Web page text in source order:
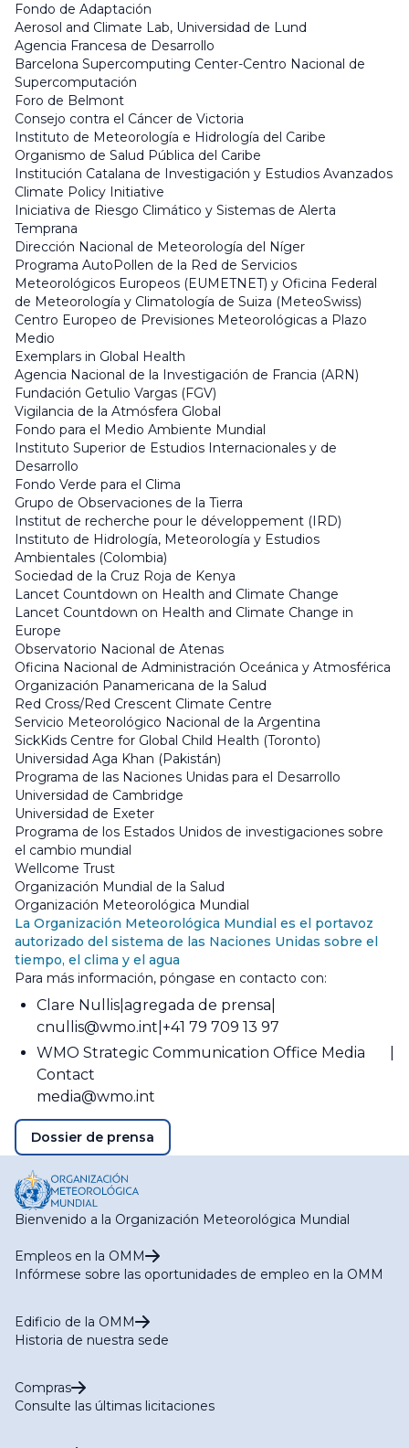
Fondo de Adaptación
Aerosol and Climate Lab, Universidad de Lund
Agencia Francesa de Desarrollo
Barcelona Supercomputing Center-Centro Nacional de
Supercomputación
Foro de Belmont
Consejo contra el Cáncer de Victoria
Instituto de Meteorología e Hidrología del Caribe
Organismo de Salud Pública del Caribe
Institución Catalana de Investigación y Estudios Avanzados
Climate Policy Initiative
Iniciativa de Riesgo Climático y Sistemas de Alerta
Temprana
Dirección Nacional de Meteorología del Níger
Programa AutoPollen de la Red de Servicios
Meteorológicos Europeos (EUMETNET) y Oficina Federal
de Meteorología y Climatología de Suiza (MeteoSwiss)
Centro Europeo de Previsiones Meteorológicas a Plazo
Medio
Exemplars in Global Health
Agencia Nacional de la Investigación de Francia (ARN)
Fundación Getulio Vargas (FGV)
Vigilancia de la Atmósfera Global
Fondo para el Medio Ambiente Mundial
Instituto Superior de Estudios Internacionales y de
Desarrollo
Fondo Verde para el Clima
Grupo de Observaciones de la Tierra
Institut de recherche pour le développement (IRD)
Instituto de Hidrología, Meteorología y Estudios
Ambientales (Colombia)
Sociedad de la Cruz Roja de Kenya
Lancet Countdown on Health and Climate Change
Lancet Countdown on Health and Climate Change in
Europe
Observatorio Nacional de Atenas
Oficina Nacional de Administración Oceánica y Atmosférica
Organización Panamericana de la Salud
Red Cross/Red Crescent Climate Centre
Servicio Meteorológico Nacional de la Argentina
SickKids Centre for Global Child Health (Toronto)
Universidad Aga Khan (Pakistán)
Programa de las Naciones Unidas para el Desarrollo
Universidad de Cambridge
Universidad de Exeter
Programa de los Estados Unidos de investigaciones sobre
el cambio mundial
Wellcome Trust
Organización Mundial de la Salud
Organización Meteorológica Mundial
La Organización Meteorológica Mundial es el portavoz
autorizado del sistema de las Naciones Unidas sobre el
tiempo, el clima y el agua
Para más información, póngase en contacto con:
Clare Nullis agregada de prensa
cnullis@wmo.int +41 79 709 13 97
WMO Strategic Communication Office Media
Contact
media@wmo.int
Dossier de prensa
Bienvenido a la Organización Meteorológica Mundial
Empleos en la OMM
Infórmese sobre las oportunidades de empleo en la OMM
Edificio de la OMM
Historia de nuestra sede
Compras
Consulte las últimas licitaciones